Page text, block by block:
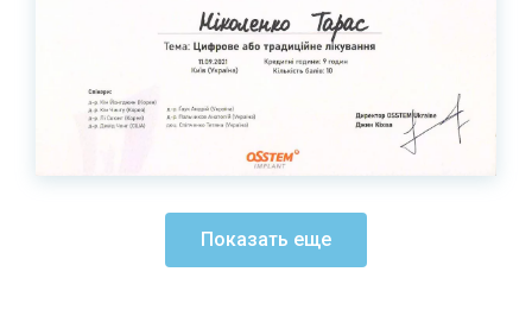
Показать еще